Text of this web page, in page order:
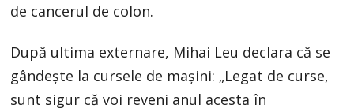
de cancerul de colon.
După ultima externare, Mihai Leu declara că se
gândește la cursele de mașini: „Legat de curse,
sunt sigur că voi reveni anul acesta în